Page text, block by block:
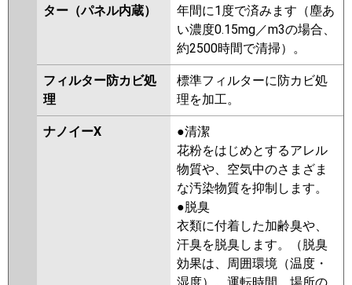
ター（パネル内蔵）
年間に1度で済みます（塵あ
い濃度0.15mg／m3の場合、
約2500時間で清掃）。
フィルター防カビ処
理
標準フィルターに防カビ処
理を加工。
ナノイーX
●清潔
花粉をはじめとするアレル
物質や、空気中のさまざま
な汚染物質を抑制します。
●脱臭
衣類に付着した加齢臭や、
汗臭を脱臭します。（脱臭
効果は、周囲環境（温度・